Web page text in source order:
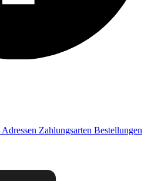
Adressen Zahlungsarten Bestellungen